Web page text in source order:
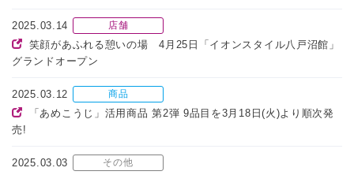
2025.03.14 店舗
笑顔があふれる憩いの場 4月25日「イオンスタイル八戸沼館」
グランドオープン
2025.03.12 商品
「あめこうじ」活用商品 第2弾 9品目を3月18日(火)より順次発
売!
2025.03.03 その他